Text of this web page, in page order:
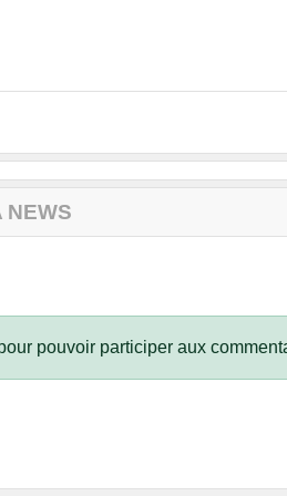
NEWS
pouvoir participer aux